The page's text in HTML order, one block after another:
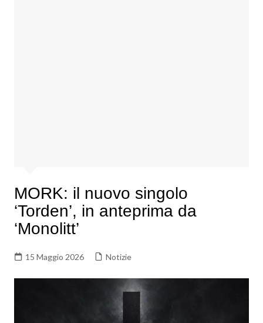
MORK: il nuovo singolo
‘Torden’, in anteprima da
‘Monolitt’
15 Maggio 2026 Notizie